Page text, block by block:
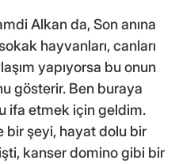
Alkan da, Son anına
hayvanları, canları
yapıyorsa bu onun
gösterir. Ben buraya
ifa etmek için geldim.
bir şeyi, hayat dolu bir
kanser domino gibi bir